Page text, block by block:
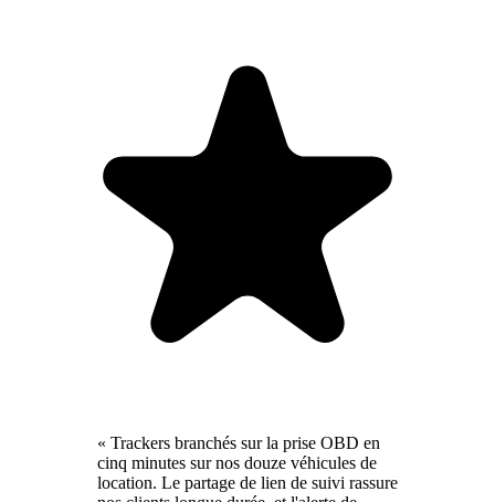
« Trackers branchés sur la prise OBD en
cinq minutes sur nos douze véhicules de
location. Le partage de lien de suivi rassure